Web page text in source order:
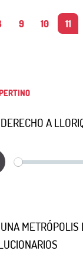
9 10 11
DERECHO A
UNA